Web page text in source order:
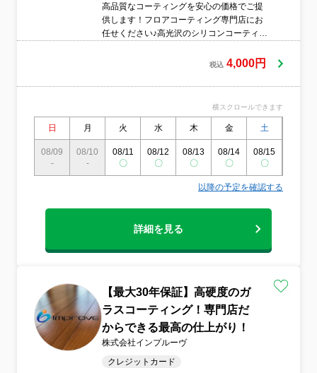
高品質なコーティングを安心の価格でご提
供します！フロアコーティング専門店にお
任せください♪高光沢のシリコンコーティン
税込 4,000円
横スクロールできます
日 月 火 水 木 金 土
08/09
-
08/10
-
08/11
〇
08/12
〇
08/13
〇
08/14
〇
08/15
〇
以降の予定を確認する
詳細を見る
【最大30年保証】高硬度のガ
ラスコーティング！専門店だ
からできる最高の仕上がり！
株式会社インプルーヴ
クレジットカード